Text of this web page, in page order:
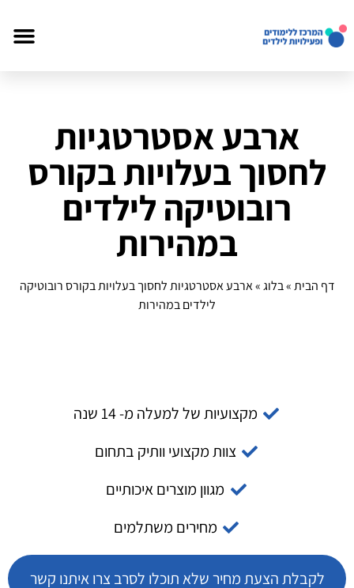
ארבע אסטרטגיות
לחסוך בעלויות בקורס
רובוטיקה לילדים
במהירות
דף הבית»בלוג»ארבע אסטרטגיות לחסוך בעלויות בקורס רובוטיקה
לילדים במהירות
מקצועיות של למעלה מ- 14 שנה
צוות מקצועי וותיק בתחום
מגוון מוצרים איכותיים
מחירים משתלמים
לקבלת הצעת מחיר שלא תוכלו לסרב צרו איתנו קשר